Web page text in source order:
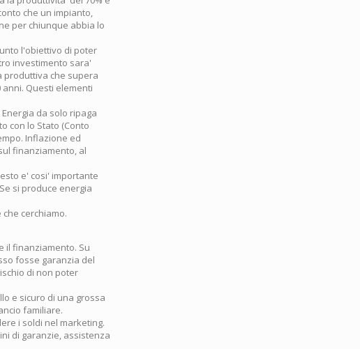
che un impianto,
per chiunque abbia lo
l'obiettivo di poter
investimento sara'
produttiva che supera
Questi elementi
da solo ripaga
con lo Stato (Conto
Inflazione ed
finanziamento, al
e' cosi' importante
si produce energia
cerchiamo.
il finanziamento. Su
fosse garanzia del
di non poter
e sicuro di una grossa
familiare.
i soldi nel marketing.
di garanzie, assistenza